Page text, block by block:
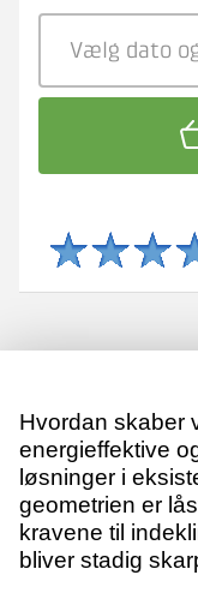
Vælg dato
Hvordan skaber
energieffektive
løsninger i
geometrien er
kravene til
bliver stadig